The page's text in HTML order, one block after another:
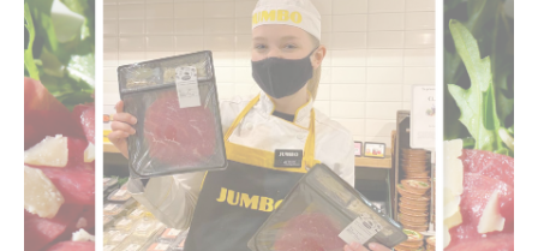
Vacatures en Solliciteren
Werken en leren
Jumbo.com
BBQ gigant webshop
Jumbo Huibers Specials